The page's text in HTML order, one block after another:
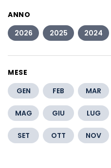
ANNO
2026
2025 2024
MESE
GEN
FEB MAR
MAG GIU LUG
SET OTT NOV